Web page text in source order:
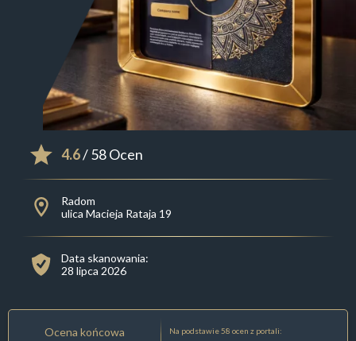
4.6/ 58 Ocen
Radom
ulica Macieja Rataja 19
Data skanowania:
28 lipca 2026
Ocena końcowa Na podstawie 58 ocen z portali: